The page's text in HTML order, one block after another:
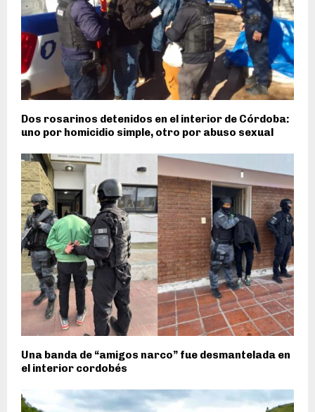
Dos rosarinos detenidos en el interior de Córdoba:
uno por homicidio simple, otro por abuso sexual
Una banda de “amigos narco” fue desmantelada en
el interior cordobés